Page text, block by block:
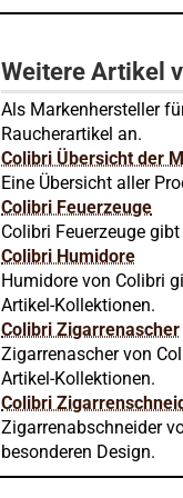
Weitere Artikel
Als Markenhersteller
Raucherartikel an.
Colibri Übersicht der
Eine Übersicht aller
Colibri Feuerzeuge
Colibri Feuerzeuge
Colibri Humidore
Humidore von Colibri
Artikel-Kollektionen.
Colibri Zigarrenascher
Zigarrenascher von
Artikel-Kollektionen.
Colibri
Zigarrenabschneider
besonderen Design.